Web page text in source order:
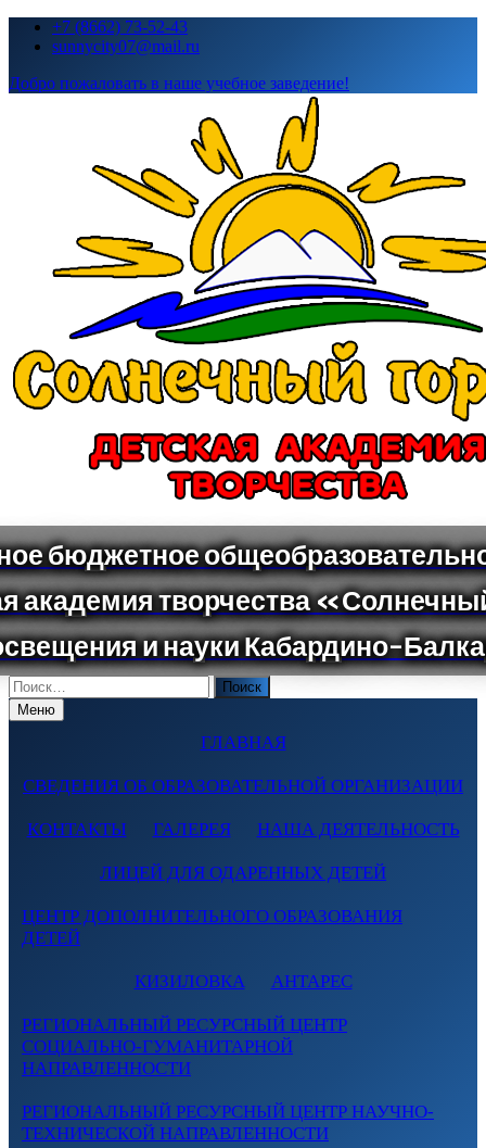
Перейти+7 (8662) 73-52-43
sunnycity07@mail.ru
Добро пожаловать в наше учебное заведение!
Поиск
по:Меню
ГЛАВНАЯ
СВЕДЕНИЯ ОБ ОБРАЗОВАТЕЛЬНОЙ ОРГАНИЗАЦИИ
КОНТАКТЫ ГАЛЕРЕЯ НАША ДЕЯТЕЛЬНОСТЬ
ЛИЦЕЙ ДЛЯ ОДАРЕННЫХ ДЕТЕЙ
ЦЕНТР ДОПОЛНИТЕЛЬНОГО ОБРАЗОВАНИЯ
ДЕТЕЙ
КИЗИЛОВКА АНТАРЕС
РЕГИОНАЛЬНЫЙ РЕСУРСНЫЙ ЦЕНТР
СОЦИАЛЬНО-ГУМАНИТАРНОЙ
НАПРАВЛЕННОСТИ
РЕГИОНАЛЬНЫЙ РЕСУРСНЫЙ ЦЕНТР НАУЧНО-
ТЕХНИЧЕСКОЙ НАПРАВЛЕННОСТИ